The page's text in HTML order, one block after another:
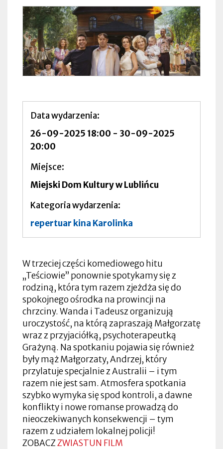
Data wydarzenia
26-09-2025 18:00 - 30-09-2025
20:00
Miejsce
Miejski Dom Kultury w Lublińcu
Kategoria wydarzenia
repertuar kina Karolinka
W trzeciej części komediowego hitu
„Teściowie” ponownie spotykamy się z
rodziną, która tym razem zjeżdża się do
spokojnego ośrodka na prowincji na
chrzciny. Wanda i Tadeusz organizują
uroczystość, na którą zapraszają Małgorzatę
wraz z przyjaciółką, psychoterapeutką
Grażyną. Na spotkaniu pojawia się również
były mąż Małgorzaty, Andrzej, który
przylatuje specjalnie z Australii – i tym
razem nie jest sam. Atmosfera spotkania
szybko wymyka się spod kontroli, a dawne
konflikty i nowe romanse prowadzą do
nieoczekiwanych konsekwencji – tym
razem z udziałem lokalnej policji!
ZOBACZZWIASTUN FILM